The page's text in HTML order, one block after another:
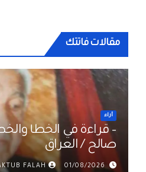
مقالات فاتتك
أراء
– قراءة في الخطأ
صالح / العراق
01/08/2026
FALAH